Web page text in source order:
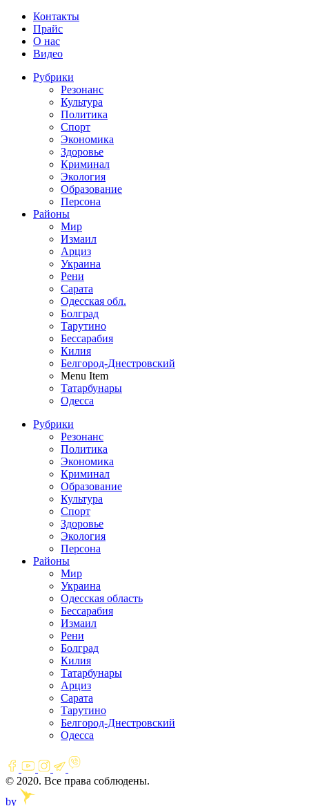
Контакты
Прайс
О нас
Видео
Рубрики
Резонанс
Культура
Политика
Спорт
Экономика
Здоровье
Криминал
Экология
Образование
Персона
Районы
Мир
Измаил
Арциз
Украина
Рени
Сарата
Одесская обл.
Болград
Тарутино
Бессарабия
Килия
Белгород-Днестровский
Menu Item
Татарбунары
Одесса
Рубрики
Резонанс
Политика
Экономика
Криминал
Образование
Культура
Спорт
Здоровье
Экология
Персона
Районы
Мир
Украина
Одесская область
Бессарабия
Измаил
Рени
Болград
Килия
Татарбунары
Арциз
Сарата
Тарутино
Белгород-Днестровский
Одесса
© 2020. Все права соблюдены.
by